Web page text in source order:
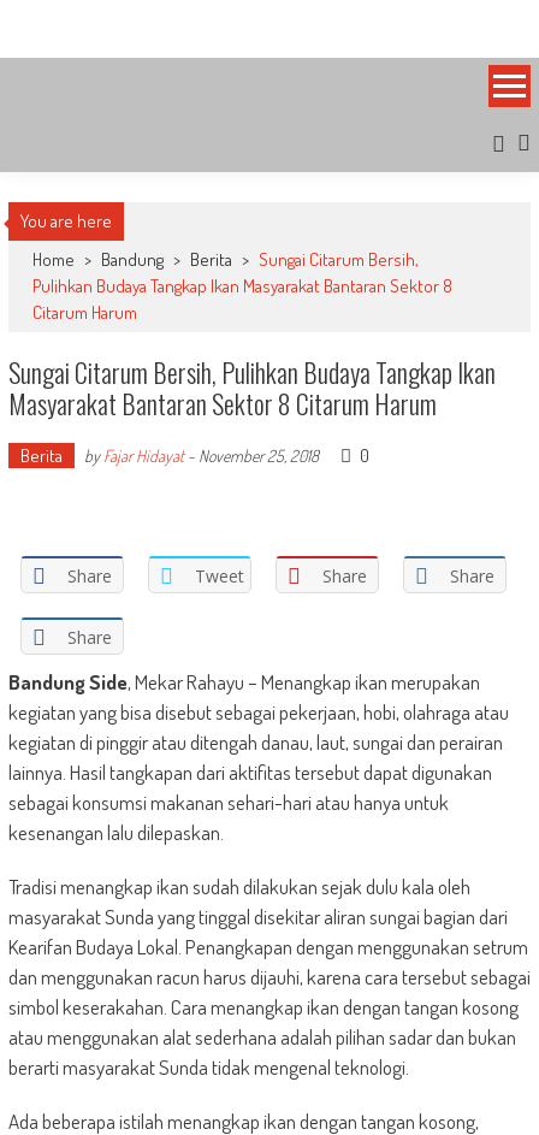
content
You are here
Home > Bandung > Berita > Sungai Citarum Bersih,
Pulihkan Budaya Tangkap Ikan Masyarakat Bantaran Sektor 8
Citarum Harum
Sungai Citarum Bersih, Pulihkan Budaya Tangkap Ikan
Masyarakat Bantaran Sektor 8 Citarum Harum
Berita byFajar Hidayat- November 25, 2018 0
Share Tweet Share Share
Share
Bandung Side, Mekar Rahayu – Menangkap ikan merupakan
kegiatan yang bisa disebut sebagai pekerjaan, hobi, olahraga atau
kegiatan di pinggir atau ditengah danau, laut, sungai dan perairan
lainnya. Hasil tangkapan dari aktifitas tersebut dapat digunakan
sebagai konsumsi makanan sehari-hari atau hanya untuk
kesenangan lalu dilepaskan.
Tradisi menangkap ikan sudah dilakukan sejak dulu kala oleh
masyarakat Sunda yang tinggal disekitar aliran sungai bagian dari
Kearifan Budaya Lokal. Penangkapan dengan menggunakan setrum
dan menggunakan racun harus dijauhi, karena cara tersebut sebagai
simbol keserakahan. Cara menangkap ikan dengan tangan kosong
atau menggunakan alat sederhana adalah pilihan sadar dan bukan
berarti masyarakat Sunda tidak mengenal teknologi.
Ada beberapa istilah menangkap ikan dengan tangan kosong,